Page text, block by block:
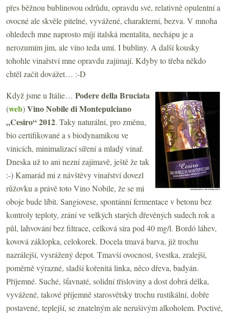
přes běžnou bublinovou odrůdu, opravdu své, relativně opulentní a
ovocné ale skvěle pitelné, vyvážené, charakterní, bezva. V mnoha
ohledech mne naprosto míjí italská mentalita, nechápu je a
nerozumím jim, ale víno teda umí. I bubliny. A další kousky
tohohle vinařství mne opravdu zajímají. Kdyby to třeba někdo
chtěl začít dovážet… :-D
Když jsme u Itálie… Podere della Bruciata
(web)Vino Nobile di Montepulciano
„Cesiro“ 2012. Taky naturální, pro změnu,
bio certifikované a s biodynamikou ve
vinicích, minimalizací síření a mladý vinař.
Dneska už to ani nezní zajímavě, ještě že tak
:-) Kamarád mi z návštěvy vinařství dovezl
růžovku a právě toto Vino Nobile, že se mi
oboje bude líbit. Sangiovese, spontánní fermentace v betonu bez
kontroly teploty, zrání ve velkých starých dřevěných sudech rok a
půl, lahvování bez filtrace, celková síra pod 40 mg/l. Bordó láhev,
kovová záklopka, celokorek. Docela tmavá barva, již trochu
nazrálejší, vysrážený depot. Tmavší ovocnost, švestka, zralejší,
poměrně výrazné, sladší kořenitá linka, něco dřeva, badyán.
Příjemné. Suché, šťavnaté, solidní třísloviny a dost dobrá délka,
vyvážené, takové příjemně starosvětsky trochu rustikální, dobře
postavené, teplejší, se znatelným ale nerušivým alkoholem. Poctivé,